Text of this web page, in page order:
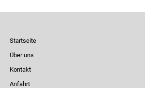
Startseite
Über uns
Kontakt
Anfahrt